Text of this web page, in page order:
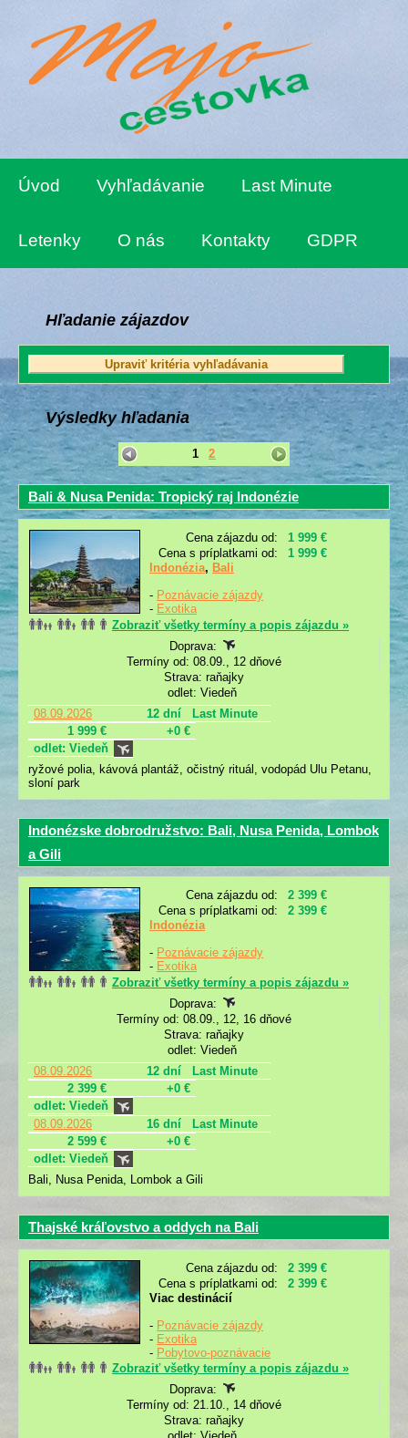
Úvod Vyhľadávanie Last Minute
Letenky O nás Kontakty GDPR
Hľadanie zájazdov
Výsledky hľadania
1 2
Bali & Nusa Penida: Tropický raj Indonézie
Cena zájazdu od:
1 999 €
Cena s príplatkami od:
1 999 €
Indonézia, Bali
- Poznávacie zájazdy
- Exotika
Zobraziť všetky termíny a popis zájazdu »
Doprava:
Termíny od: 08.09., 12 dňové
Strava: raňajky
odlet: Viedeň
08.09.2026
12 dní
Last Minute
1 999 €
+0 €
odlet: Viedeň
ryžové polia, kávová plantáž, očistný rituál, vodopád Ulu Petanu,
sloní park
Indonézske dobrodružstvo: Bali, Nusa Penida, Lombok
a Gili
Cena zájazdu od:
2 399 €
Cena s príplatkami od:
2 399 €
Indonézia
- Poznávacie zájazdy
- Exotika
Zobraziť všetky termíny a popis zájazdu »
Doprava:
Termíny od: 08.09., 12, 16 dňové
Strava: raňajky
odlet: Viedeň
08.09.2026
12 dní
Last Minute
2 399 €
+0 €
odlet: Viedeň
08.09.2026
16 dní
Last Minute
2 599 €
+0 €
odlet: Viedeň
Bali, Nusa Penida, Lombok a Gili
Thajské kráľovstvo a oddych na Bali
Cena zájazdu od:
2 399 €
Cena s príplatkami od:
2 399 €
Viac destinácií
- Poznávacie zájazdy
- Exotika
- Pobytovo-poznávacie
Zobraziť všetky termíny a popis zájazdu »
Doprava:
Termíny od: 21.10., 14 dňové
Strava: raňajky